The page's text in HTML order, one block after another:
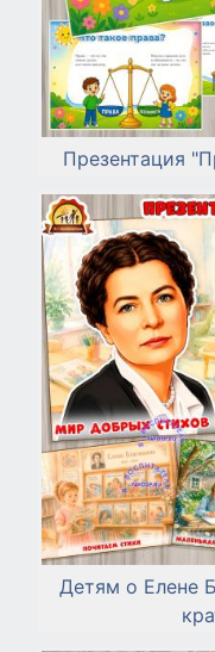
Презентация
Детям о Елене